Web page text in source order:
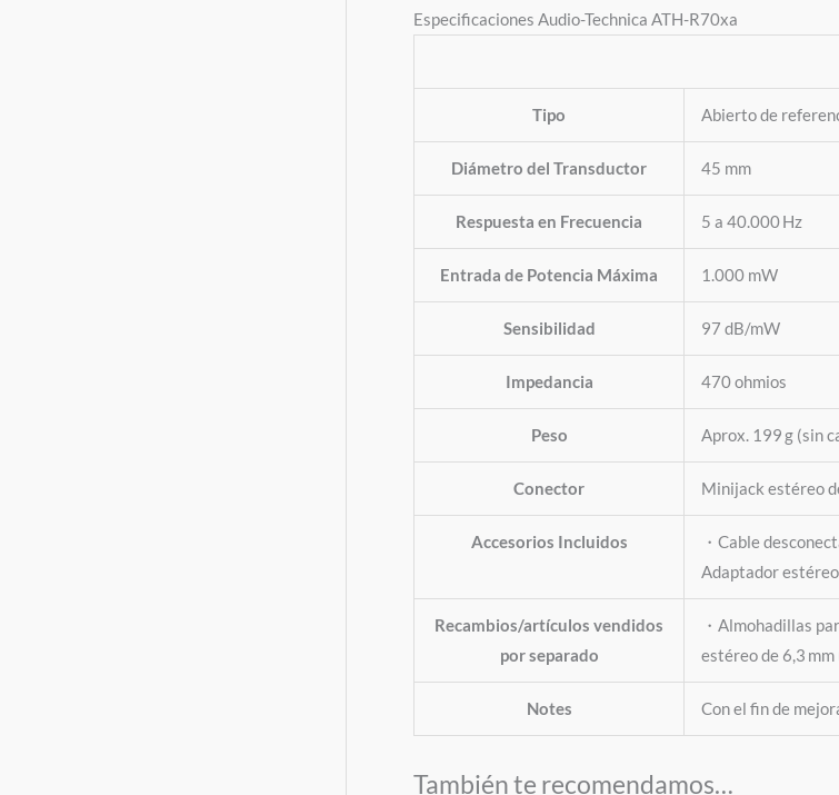
Especificaciones Audio-Technica ATH-R70xa
Tipo Abierto de
Diámetro del Transductor 45 mm
Respuesta en Frecuencia 5 a 40.000 Hz
Entrada de Potencia Máxima 1.000 mW
Sensibilidad 97 dB/mW
Impedancia 470 ohmios
Peso Aprox. 199 g (sin
Conector Minijack estéreo
Accesorios Incluidos
・Cable
Adaptador
Recambios/artículos vendidos
por separado
・Almohadillas
estéreo de 6,3
Notes Con el fin de
También te recomendamos…